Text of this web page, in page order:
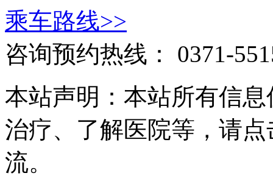
乘车路线>>
咨询预约热线：
0371-
本站声明：本站所有信
治疗、了解医院等，请
流。